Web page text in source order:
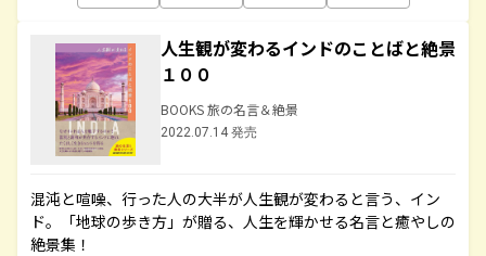
人生観が変わるインドのことばと絶景
１００
BOOKS 旅の名言＆絶景
2022.07.14 発売
混沌と喧噪、行った人の大半が人生観が変わると言う、イン
ド。「地球の歩き方」が贈る、人生を輝かせる名言と癒やしの
絶景集！